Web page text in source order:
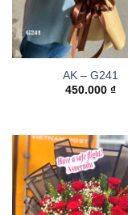
AK – G241
450.000 ₫